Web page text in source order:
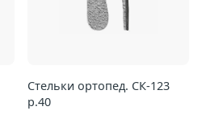
Стельки ортопед. СК-123
р.40